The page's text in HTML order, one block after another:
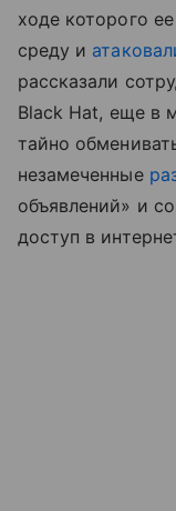
ходе которого
среду и
рассказали
Black Hat, еще в
тайно
незамеченные
объявлений» и
доступ в